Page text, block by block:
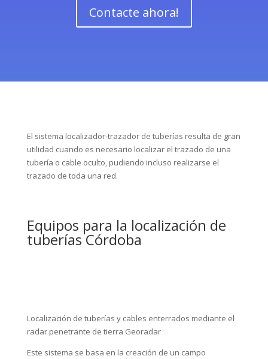
Contacte ahora!
El sistema localizador-trazador de tuberías resulta de gran
utilidad cuando es necesario localizar el trazado de una
tubería o cable oculto, pudiendo incluso realizarse el
trazado de toda una red.
Equipos para la localización de
tuberías Córdoba
Localización de tuberías y cables enterrados mediante el
radar penetrante de tierra Georadar
Este sistema se basa en la creación de un campo